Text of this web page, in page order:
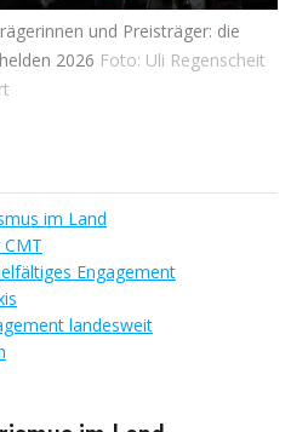
und Preisträger: die
2026 Foto: Uli Regenscheit
im Land
Engagement
landesweit